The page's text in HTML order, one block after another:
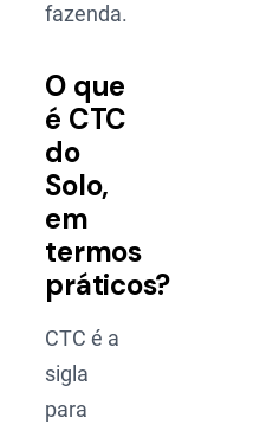
fazenda.
O que
é CTC
do
Solo,
em
termos
práticos?
CTC é a
sigla
para